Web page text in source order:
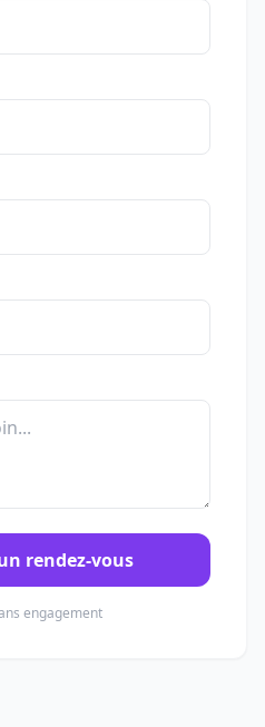
rendez-vous
engagement